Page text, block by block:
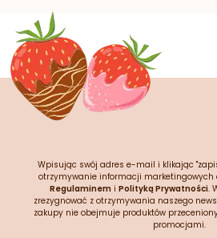
Wpisując swój adres e-mail i klikając
otrzymywanie informacji marketingowych
Regulaminem i Polityką Prywatności.
zrezygnować z otrzymywania naszego
zakupy nie obejmuje produktów
promocjami.